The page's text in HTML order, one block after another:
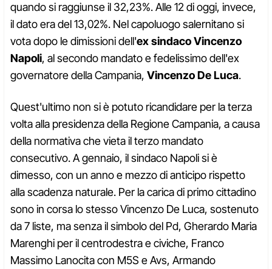
quando si raggiunse il 32,23%. Alle 12 di oggi, invece,
il dato era del 13,02%. Nel capoluogo salernitano si
vota dopo le dimissioni dell'ex sindaco Vincenzo
Napoli, al secondo mandato e fedelissimo dell'ex
governatore della Campania, Vincenzo De Luca.
Quest'ultimo non si è potuto ricandidare per la terza
volta alla presidenza della Regione Campania, a causa
della normativa che vieta il terzo mandato
consecutivo. A gennaio, il sindaco Napoli si è
dimesso, con un anno e mezzo di anticipo rispetto
alla scadenza naturale. Per la carica di primo cittadino
sono in corsa lo stesso Vincenzo De Luca, sostenuto
da 7 liste, ma senza il simbolo del Pd, Gherardo Maria
Marenghi per il centrodestra e civiche, Franco
Massimo Lanocita con M5S e Avs, Armando